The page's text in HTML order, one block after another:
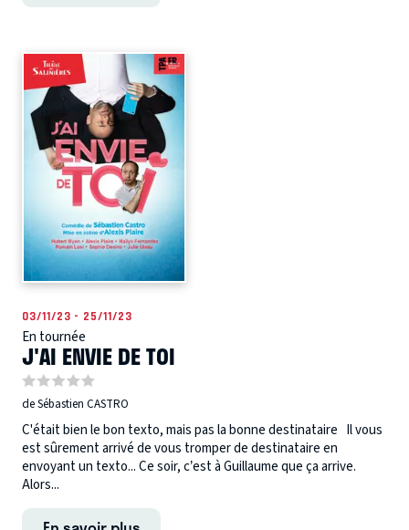
03/11/23 - 25/11/23
En tournée
J'AI ENVIE DE TOI
de Sébastien CASTRO
C'était bien le bon texto, mais pas la bonne destinataire Il vous
est sûrement arrivé de vous tromper de destinataire en
envoyant un texto... Ce soir, c’est à Guillaume que ça arrive.
Alors...